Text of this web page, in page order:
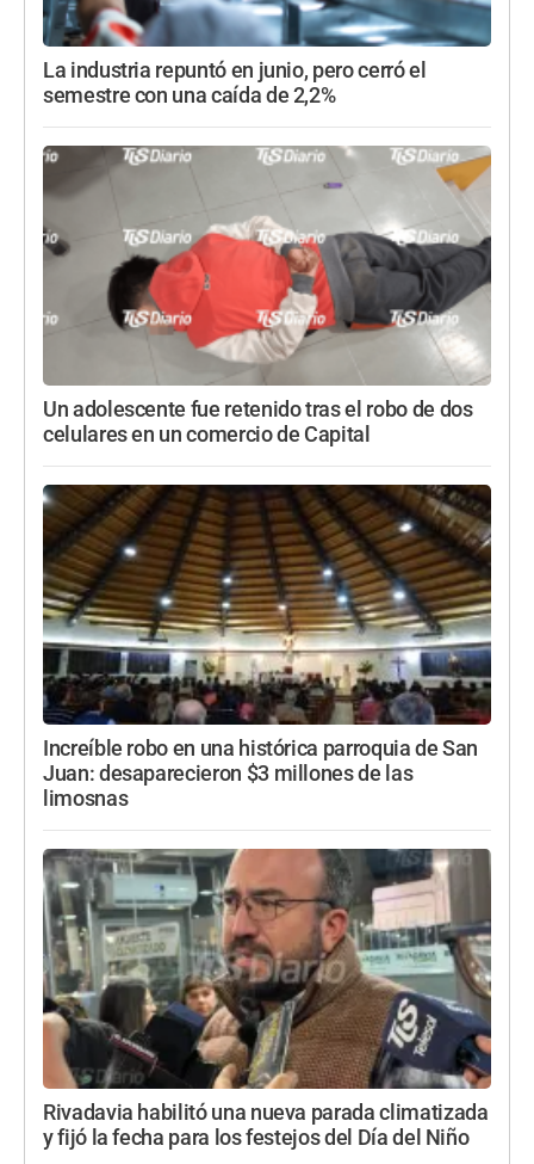
La industria repuntó en junio, pero cerró el
semestre con una caída de 2,2%
Un adolescente fue retenido tras el robo de dos
celulares en un comercio de Capital
Increíble robo en una histórica parroquia de San
Juan: desaparecieron $3 millones de las
limosnas
Rivadavia habilitó una nueva parada climatizada
y fijó la fecha para los festejos del Día del Niño